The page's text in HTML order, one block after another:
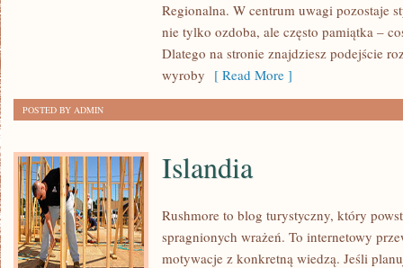
Regionalna. W centrum uwagi pozostaje
nie tylko ozdoba, ale często pamiątka –
Dlatego na stronie znajdziesz podejście
wyroby [ Read More ]
POSTED BY ADMIN
Islandia
Rushmore to blog turystyczny, który
spragnionych wrażeń. To internetowy
motywacje z konkretną wiedzą. Jeśli